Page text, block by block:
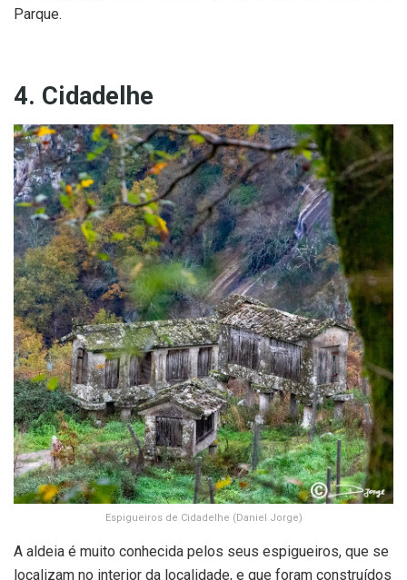
Parque.
4. Cidadelhe
Espigueiros de Cidadelhe (Daniel Jorge)
A aldeia é muito conhecida pelos seus espigueiros, que se
localizam no interior da localidade, e que foram construídos